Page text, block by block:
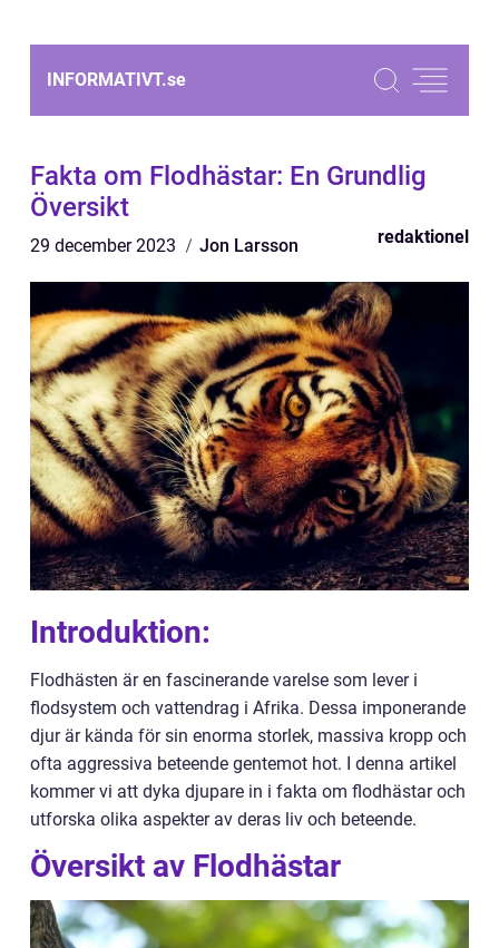
INFORMATIVT.se
Fakta om Flodhästar: En Grundlig
Översikt
29 december 2023 Jon Larsson redaktionel
Introduktion:
Flodhästen är en fascinerande varelse som lever i
flodsystem och vattendrag i Afrika. Dessa imponerande
djur är kända för sin enorma storlek, massiva kropp och
ofta aggressiva beteende gentemot hot. I denna artikel
kommer vi att dyka djupare in i fakta om flodhästar och
utforska olika aspekter av deras liv och beteende.
Översikt av Flodhästar